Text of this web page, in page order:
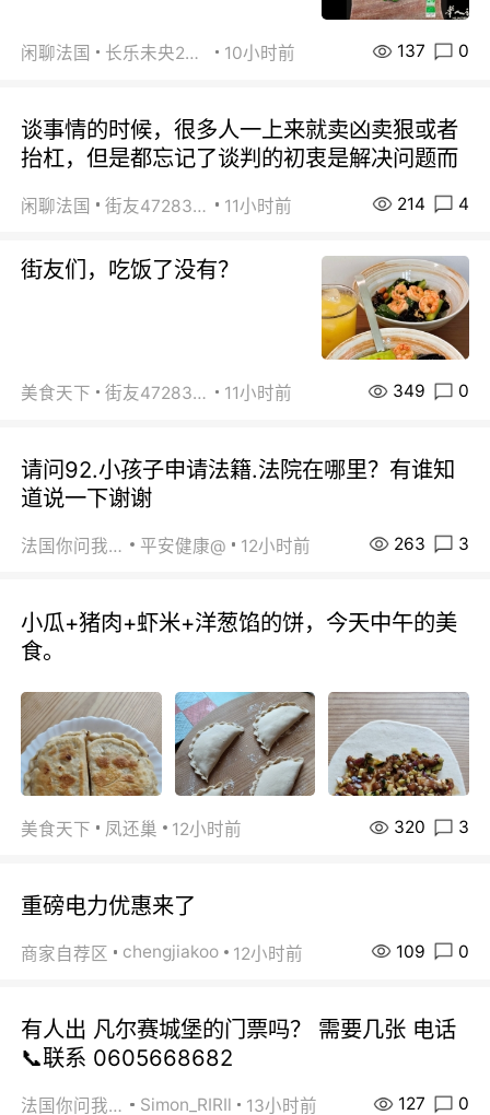
闲聊法国 长乐未央2015 10小时前 137 0
谈事情的时候，很多人一上来就卖凶卖狠或者
抬杠，但是都忘记了谈判的初衷是解决问题而
闲聊法国 街友472838572 11小时前 214 4
街友们，吃饭了没有？
美食天下 街友472838572 11小时前 349 0
请问92.小孩子申请法籍.法院在哪里？有谁知
道说一下谢谢
法国你问我答 平安健康@ 12小时前 263 3
小瓜+猪肉+虾米+洋葱馅的饼，今天中午的美
食。
美食天下 凤还巢 12小时前 320 3
重磅电力优惠来了
商家自荐区 chengjiakoo 12小时前 109 0
有人出 凡尔赛城堡的门票吗？ 需要几张 电话
📞联系 0605668682
法国你问我答 Simon_RIRIl 13小时前 127 0